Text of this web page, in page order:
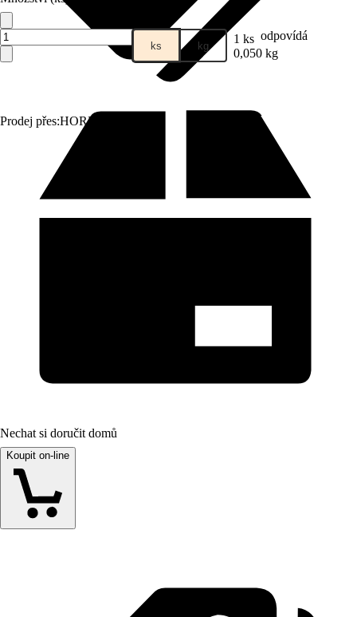
Prodej přes:HORNBACH
ks kg 1 ks odpovídá
0,050 kg
Nechat si doručit domů
Koupit on-line